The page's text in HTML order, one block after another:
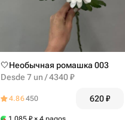
🤍Необычная ромашка 003
Desde 7 un / 4340 ₽
4.86450 620₽